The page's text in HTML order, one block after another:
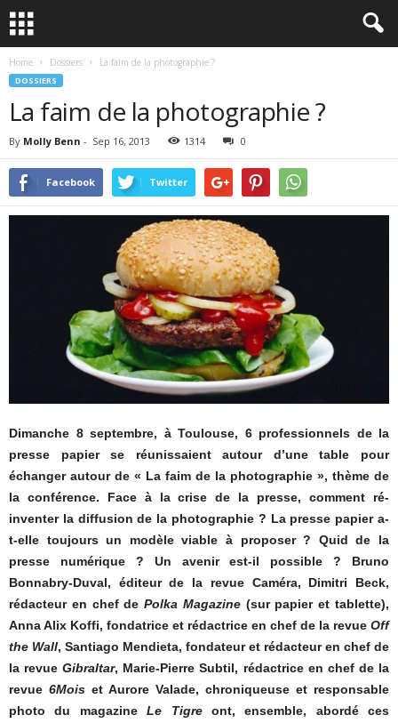
Home Dossiers La faim de la photographie ?
DOSSIERS
La faim de la photographie ?
By Molly Benn - Sep 16, 2013 1314 0
Facebook Twitter
Dimanche 8 septembre, à Toulouse, 6 professionnels de la
presse papier se réunissaient autour d’une table pour
échanger autour de « La faim de la photographie », thème de
la conférence. Face à la crise de la presse, comment ré-
inventer la diffusion de la photographie ? La presse papier a-
t-elle toujours un modèle viable à proposer ? Quid de la
presse numérique ? Un avenir est-il possible ? Bruno
Bonnabry-Duval, éditeur de la revue Caméra, Dimitri Beck,
rédacteur en chef dePolka Magazine(sur papier et tablette),
Anna Alix Koffi, fondatrice et rédactrice en chef de la revue Off
the Wall, Santiago Mendieta, fondateur et rédacteur en chef de
la revueGibraltar, Marie-Pierre Subtil, rédactrice en chef de la
revue 6Mois et Aurore Valade, chroniqueuse et responsable
photo du magazineLe Tigreont, ensemble, abordé ces